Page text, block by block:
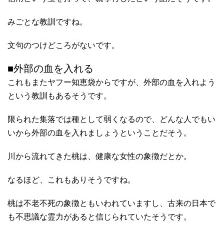
みごとな教訓ですね。
文句のつけどころがないです。
■外部の血を入れる
これもまたヤフー知恵袋からですが、外部の血を入れよう
という教訓もあるそうです。
限られた集落では種として弱くなるので、どんな人でもい
いから外部の血を入れましょうということだそう。
川から流れてきた桃は、健康な女性の象徴だとか。
なるほど、これもありそうですね。
桃は不老不死の象徴ともいわれていますし、古来の日本で
も不思議な霊力があると信じられていたそうです。